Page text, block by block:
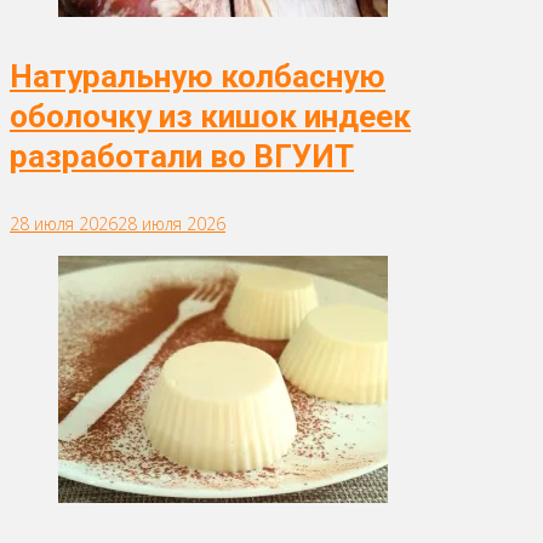
Натуральную колбасную
оболочку из кишок индеек
разработали во ВГУИТ
28 июля 202628 июля 2026